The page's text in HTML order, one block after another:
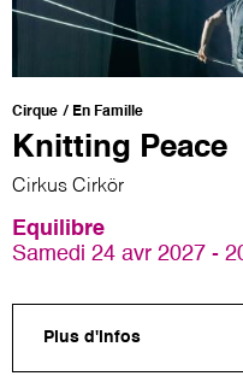
Cirque En Famille
Knitting Peace
Cirkus Cirkör
Equilibre
Samedi 24 avr 2027 -
Plus d'infos